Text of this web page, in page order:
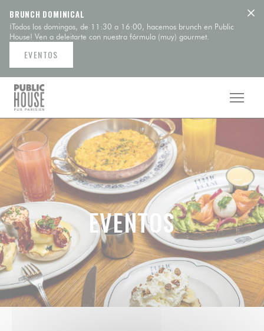
BRUNCH DOMINICAL
¡Todos los domingos, de 11:30 a 16:00, hacemos brunch en Public
House! Ven a deleitarte con nuestra fórmula (muy) gourmet.
EVENTOS
EVENTOS